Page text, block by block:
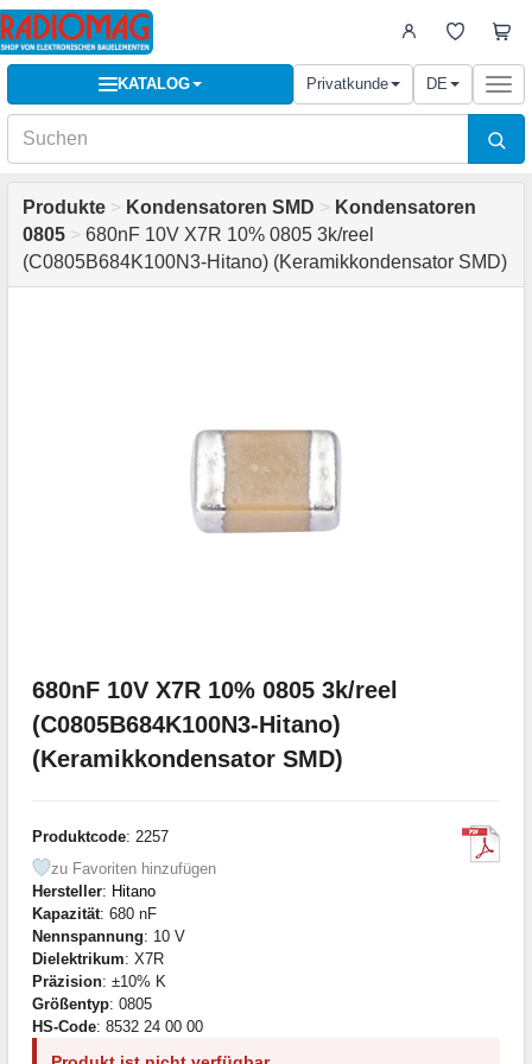
KATALOG Privatkunde DE
Produkte > Kondensatoren SMD > Kondensatoren
0805 > 680nF 10V X7R 10% 0805 3k/reel
(C0805B684K100N3-Hitano) (Keramikkondensator SMD)
680nF 10V X7R 10% 0805 3k/reel
(C0805B684K100N3-Hitano)
(Keramikkondensator SMD)
Produktcode: 2257
zu Favoriten hinzufügen
Hersteller: Hitano
Kapazität: 680 nF
Nennspannung: 10 V
Dielektrikum: X7R
Präzision: ±10% K
Größentyp: 0805
HS-Code: 8532 24 00 00